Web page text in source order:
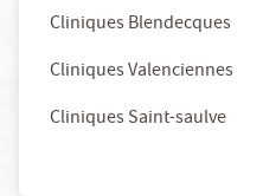
Cliniques Blendecques
Cliniques Valenciennes
Cliniques Saint-saulve